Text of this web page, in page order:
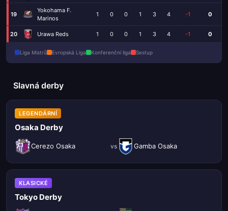
19
Yokohama F.
Marinos
1 0 0 1 3 4 -1 0
20 Urawa Reds 1 0 0 1 3 4 -1 0
Liga Mistrů Evropská Liga Konferenční liga Sestup
Slavná derby
LEGENDÁRNÍ
Osaka Derby
Cerezo Osaka vs Gamba Osaka
KLASICKÉ
Tokyo Derby